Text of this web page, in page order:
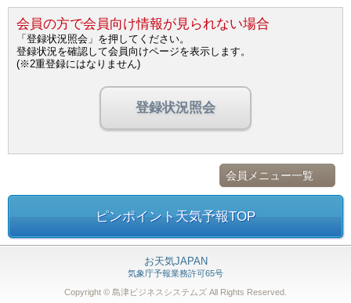
会員の方で会員向け情報が見られない場合
「登録状況照会」を押してください。
登録状況を確認して会員向けページを表示します。
(※2重登録にはなりません)
登録状況照会
会員メニュー一覧
ピンポイント天気予報TOP
お天気JAPAN
気象庁予報業務許可65号
Copyright © 島津ビジネスシステムズ All Rights Reserved.